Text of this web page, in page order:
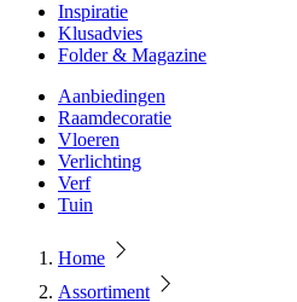
Inspiratie
Klusadvies
Folder & Magazine
Aanbiedingen
Raamdecoratie
Vloeren
Verlichting
Verf
Tuin
Home
Assortiment